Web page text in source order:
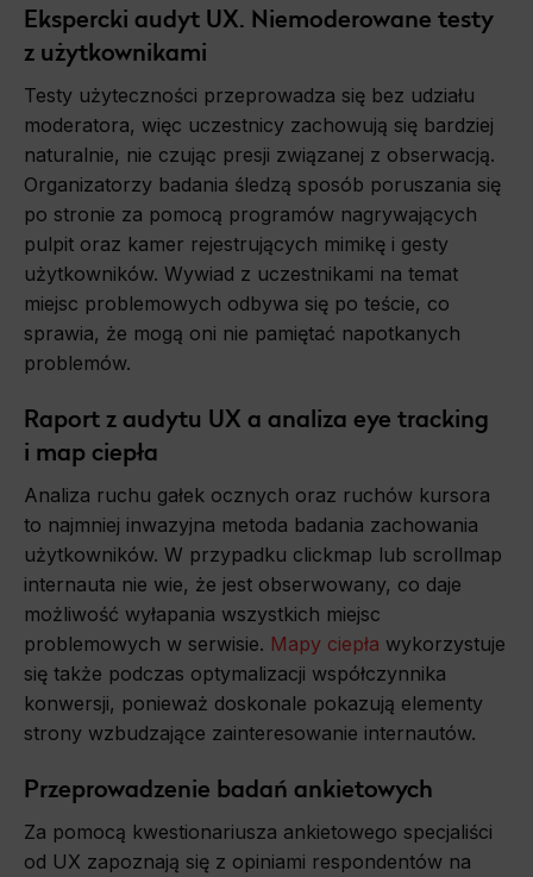
Ekspercki audyt UX. Niemoderowane testy
z użytkownikami
Testy użyteczności przeprowadza się bez udziału
moderatora, więc uczestnicy zachowują się bardziej
naturalnie, nie czując presji związanej z obserwacją.
Organizatorzy badania śledzą sposób poruszania się
po stronie za pomocą programów nagrywających
pulpit oraz kamer rejestrujących mimikę i gesty
użytkowników. Wywiad z uczestnikami na temat
miejsc problemowych odbywa się po teście, co
sprawia, że mogą oni nie pamiętać napotkanych
problemów.
Raport z audytu UX a analiza eye tracking
i map ciepła
Analiza ruchu gałek ocznych oraz ruchów kursora
to najmniej inwazyjna metoda badania zachowania
użytkowników. W przypadku clickmap lub scrollmap
internauta nie wie, że jest obserwowany, co daje
możliwość wyłapania wszystkich miejsc
problemowych w serwisie. Mapy ciepła wykorzystuje
się także podczas optymalizacji współczynnika
konwersji, ponieważ doskonale pokazują elementy
strony wzbudzające zainteresowanie internautów.
Przeprowadzenie badań ankietowych
Za pomocą kwestionariusza ankietowego specjaliści
od UX zapoznają się z opiniami respondentów na